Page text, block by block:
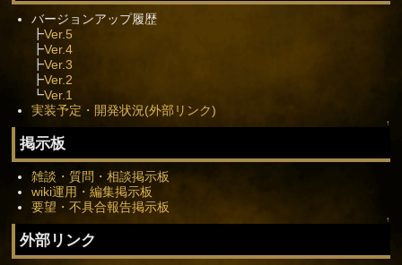
バージョンアップ履歴
┣Ver.5
┣Ver.4
┣Ver.3
┣Ver.2
┗Ver.1
実装予定・開発状況(外部リンク)
↑
掲示板
雑談・質問・相談掲示板
wiki運用・編集掲示板
要望・不具合報告掲示板
↑
外部リンク